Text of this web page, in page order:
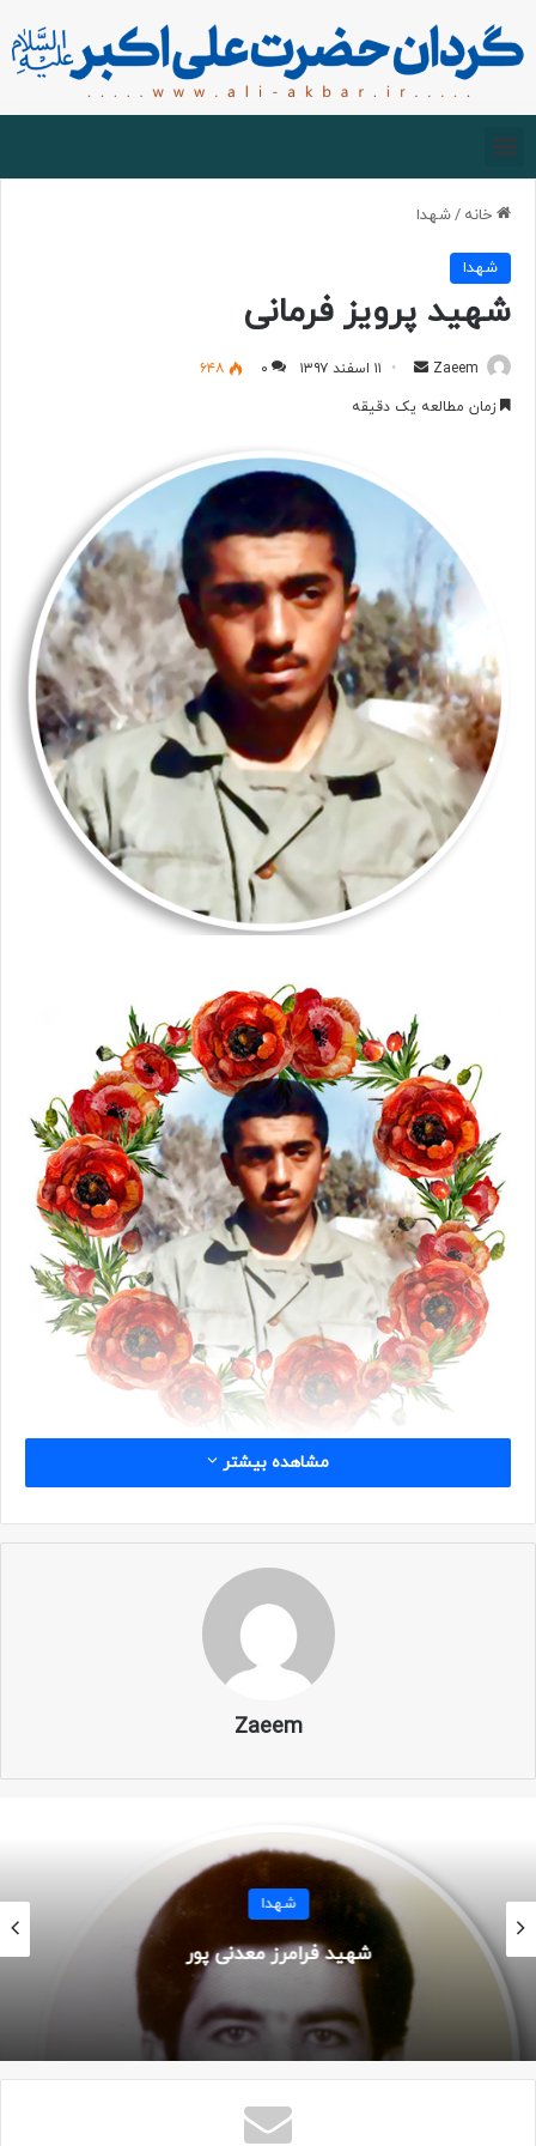
خانه /شهدا
شهدا
شهید پرویز فرمانی
Zaeem ۱۱ اسفند ۱۳۹۷ ۰
۶۴۸
زمان مطالعه یک دقیقه
شناسه
نام خانوادگی: فرمانی تکلاته
محل شهادت: ام الرصاص
عملیات: والفجر ۸
یگان: لشکر ۱۰ سیدالشهدا – گردان علی اکبر
مزار: حاجی آباد
مشاهده بیشتر
Zaeem
شهدا
شهید پرویز چنکشی